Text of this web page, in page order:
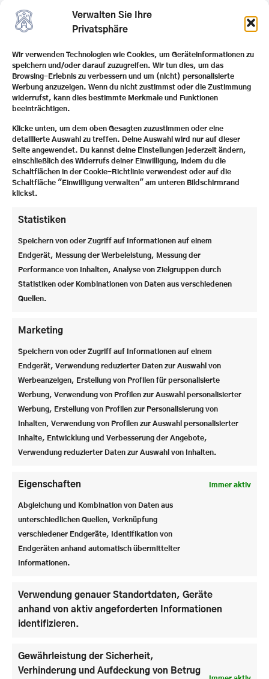
Verwalten Sie Ihre
Privatsphäre
Wir verwenden Technologien wie Cookies, um Geräteinformationen zu
speichern und/oder darauf zuzugreifen. Wir tun dies, um das
Browsing-Erlebnis zu verbessern und um (nicht) personalisierte
Werbung anzuzeigen. Wenn du nicht zustimmst oder die Zustimmung
widerrufst, kann dies bestimmte Merkmale und Funktionen
beeinträchtigen.
Klicke unten, um dem oben Gesagten zuzustimmen oder eine
detaillierte Auswahl zu treffen. Deine Auswahl wird nur auf dieser
Seite angewendet. Du kannst deine Einstellungen jederzeit ändern,
einschließlich des Widerrufs deiner Einwilligung, indem du die
Schaltflächen in der Cookie-Richtlinie verwendest oder auf die
Schaltfläche "Einwilligung verwalten" am unteren Bildschirmrand
klickst.
Statistiken
Speichern von oder Zugriff auf Informationen auf einem
Endgerät, Messung der Werbeleistung, Messung der
Performance von Inhalten, Analyse von Zielgruppen durch
Statistiken oder Kombinationen von Daten aus verschiedenen
Quellen.
Marketing
Speichern von oder Zugriff auf Informationen auf einem
Endgerät, Verwendung reduzierter Daten zur Auswahl von
Werbeanzeigen, Erstellung von Profilen für personalisierte
Werbung, Verwendung von Profilen zur Auswahl personalisierter
Werbung, Erstellung von Profilen zur Personalisierung von
Inhalten, Verwendung von Profilen zur Auswahl personalisierter
Inhalte, Entwicklung und Verbesserung der Angebote,
Verwendung reduzierter Daten zur Auswahl von Inhalten.
Eigenschaften Immer aktiv
Abgleichung und Kombination von Daten aus
unterschiedlichen Quellen, Verknüpfung
verschiedener Endgeräte, Identifikation von
Endgeräten anhand automatisch übermittelter
Informationen.
Verwendung genauer Standortdaten, Geräte
anhand von aktiv angeforderten Informationen
identifizieren.
Gewährleistung der Sicherheit,
Verhinderung und Aufdeckung von Betrug
Wirtschaftswissenschaften oder Sprachen?